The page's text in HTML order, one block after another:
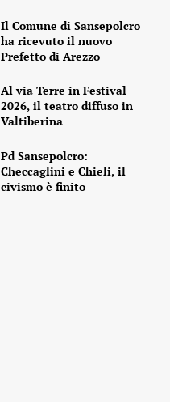
Il Comune di Sansepolcro
ha ricevuto il nuovo
Prefetto di Arezzo
Al via Terre in Festival
2026, il teatro diffuso in
Valtiberina
Pd Sansepolcro:
Checcaglini e Chieli, il
civismo è finito